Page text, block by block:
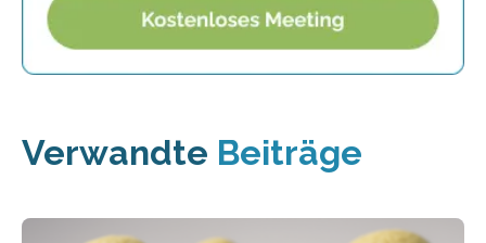
Verwandte Beiträge